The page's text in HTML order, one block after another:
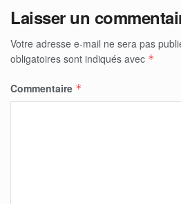
Laisser un
Votre adresse e-mail ne sera pas
obligatoires sont indiqués avec *
Commentaire *